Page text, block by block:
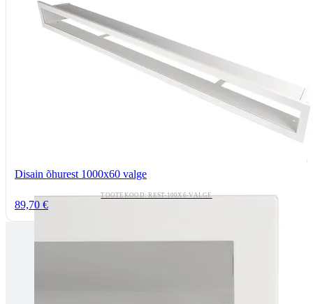
Disain õhurest 1000x60 valge
TOOTEKOOD: REST-100X6-VALGE
89,70 €